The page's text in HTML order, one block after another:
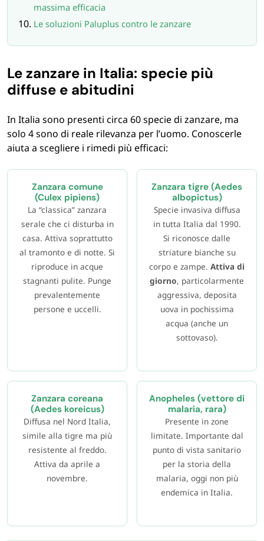
massima efficacia
Le soluzioni Paluplus contro le zanzare
Le zanzare in Italia: specie più
diffuse e abitudini
In Italia sono presenti circa 60 specie di zanzare, ma
solo 4 sono di reale rilevanza per l’uomo. Conoscerle
aiuta a scegliere i rimedi più efficaci:
Zanzara comune
(Culex pipiens)
La “classica” zanzara
serale che ci disturba in
casa. Attiva soprattutto
al tramonto e di notte. Si
riproduce in acque
stagnanti pulite. Punge
prevalentemente
persone e uccelli.
Zanzara tigre (Aedes
albopictus)
Specie invasiva diffusa
in tutta Italia dal 1990.
Si riconosce dalle
striature bianche su
corpo e zampe. Attiva di
giorno, particolarmente
aggressiva, deposita
uova in pochissima
acqua (anche un
sottovaso).
Zanzara coreana
(Aedes koreicus)
Diffusa nel Nord Italia,
simile alla tigre ma più
resistente al freddo.
Attiva da aprile a
novembre.
Anopheles (vettore di
malaria, rara)
Presente in zone
limitate. Importante dal
punto di vista sanitario
per la storia della
malaria, oggi non più
endemica in Italia.